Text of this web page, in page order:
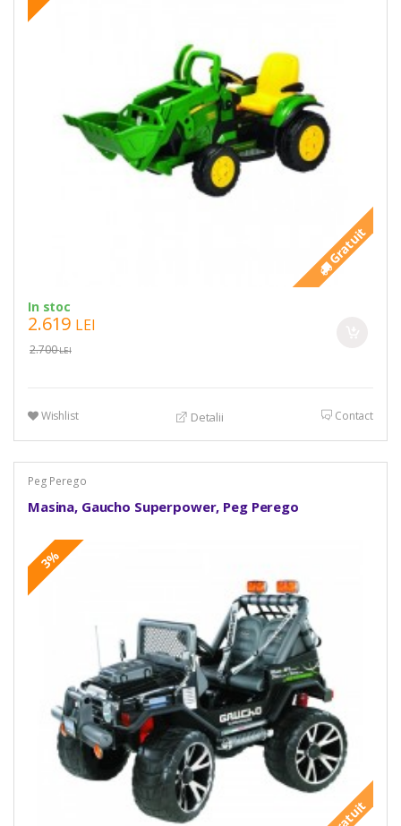
Gratuit
In stoc
2.619 LEI
2.700LEI
Wishlist Detalii Contact
Peg Perego
Masina, Gaucho Superpower, Peg Perego
3%